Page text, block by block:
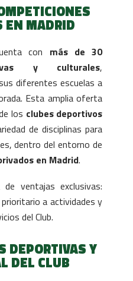
EN MADRID
con más de 30
y culturales,
diferentes escuelas a
Esta amplia oferta
los clubes deportivos
de disciplinas para
dentro del entorno de
en Madrid.
ventajas exclusivas:
a actividades y
del Club.
DEPORTIVAS Y
DEL CLUB